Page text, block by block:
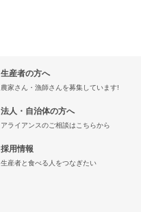
生産者の方へ
農家さん・漁師さんを募集しています!
法人・自治体の方へ
アライアンスのご相談はこちらから
採用情報
生産者と食べる人をつなぎたい